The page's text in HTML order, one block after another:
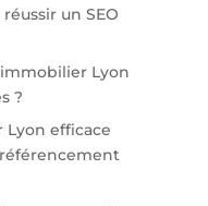
un SEO
immobilier Lyon
?
efficace